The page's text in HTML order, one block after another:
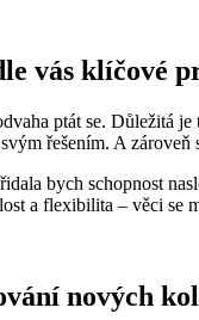
vás klíčové
ptát se. Důležitá
řešením. A
bych schopnost
a flexibilita – věci se
nových